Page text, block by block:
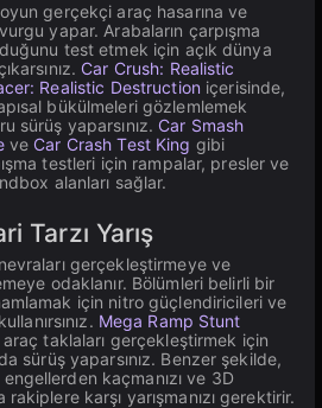
gerçekçi araç hasarına ve
yapar. Arabaların çarpışma
test etmek için açık dünya
Car Crush: Realistic
Realistic Destruction içerisinde,
bükülmeleri gözlemlemek
sürüş yaparsınız. Car Smash
ve Car Crash Test King gibi
testleri için rampalar, presler ve
alanları sağlar.
Tarzı Yarış
gerçekleştirmeye ve
odaklanır. Bölümleri belirli bir
için nitro güçlendiricileri ve
Mega Ramp Stunt
taklaları gerçekleştirmek için
sürüş yaparsınız. Benzer şekilde,
engellerden kaçmanızı ve 3D
karşı yarışmanızı gerektirir.